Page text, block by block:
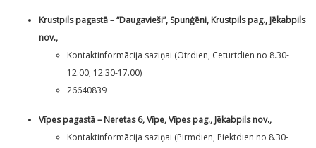
Krustpils pagastā – “Daugavieši”, Spunģēni, Krustpils pag., Jēkabpils
nov.,
Kontaktinformācija saziņai (Otrdien, Ceturtdien no 8.30-
12.00; 12.30-17.00)
26640839
Vīpes pagastā – Neretas 6, Vīpe, Vīpes pag., Jēkabpils nov.,
Kontaktinformācija saziņai (Pirmdien, Piektdien no 8.30-